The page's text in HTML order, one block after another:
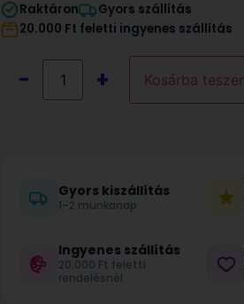
Raktáron
Gyors szállítás
20.000 Ft feletti ingyenes szállítás
− + Kosárba
Gyors kiszállítás
1–2 munkanap
Ingyenes szállítás
20.000 Ft feletti
rendelésnél